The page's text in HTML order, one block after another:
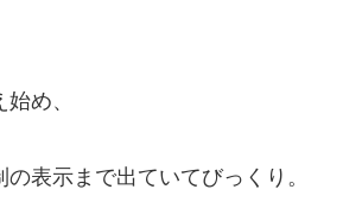
め、
表示まで出ていてびっくり。